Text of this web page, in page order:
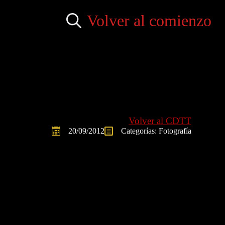
Volver al comienzo
Volver al CDTT
20/09/2012 Categorías: Fotografía